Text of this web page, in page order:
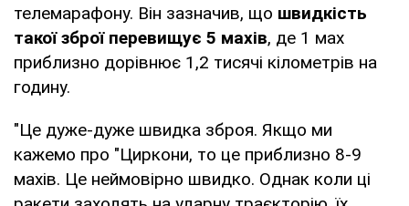
телемарафону. Він зазначив, що швидкість
такої зброї перевищує 5 махів, де 1 мах
приблизно дорівнює 1,2 тисячі кілометрів на
годину.
"Це дуже-дуже швидка зброя. Якщо ми
кажемо про "Циркони, то це приблизно 8-9
махів. Це неймовірно швидко. Однак коли ці